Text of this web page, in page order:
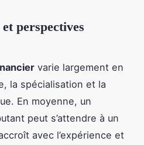
perspectives
varie largement en
la spécialisation et la
En moyenne, un
peut s’attendre à un
avec l’expérience et